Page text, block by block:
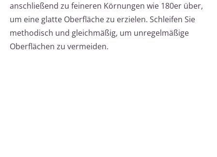
anschließend zu feineren Körnungen wie 180er über,
um eine glatte Oberfläche zu erzielen. Schleifen Sie
methodisch und gleichmäßig, um unregelmäßige
Oberflächen zu vermeiden.